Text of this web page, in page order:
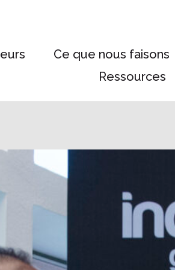
Ce que nous faisons
Ressources